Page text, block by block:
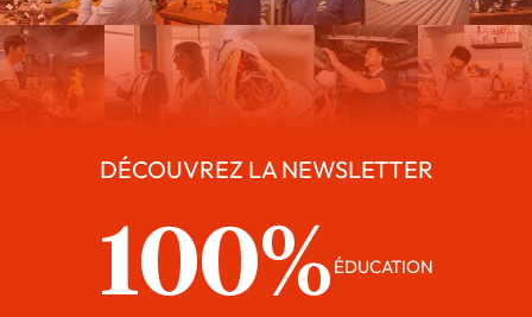
DÉCOUVREZ LA NEWSLETTER
100% ÉDUCATION